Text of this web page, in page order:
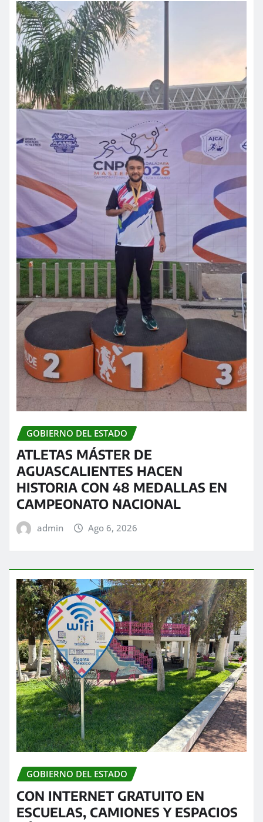
GOBIERNO DEL ESTADO
ATLETAS MÁSTER DE
AGUASCALIENTES HACEN
HISTORIA CON 48 MEDALLAS EN
CAMPEONATO NACIONAL
admin Ago 6, 2026
GOBIERNO DEL ESTADO
CON INTERNET GRATUITO EN
ESCUELAS, CAMIONES Y ESPACIOS